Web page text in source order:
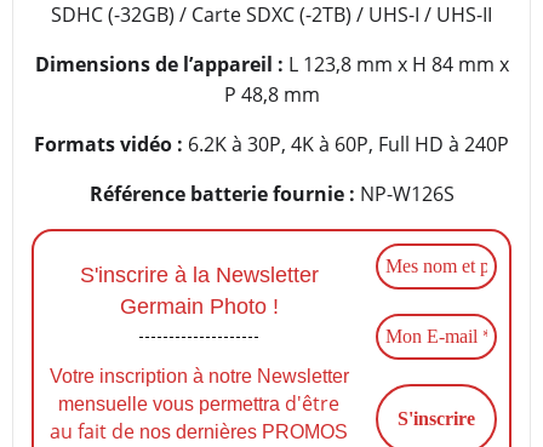
SDHC (-32GB) / Carte SDXC (-2TB) / UHS-I / UHS-II
Dimensions de l’appareil : L 123,8 mm x H 84 mm x
P 48,8 mm
Formats vidéo : 6.2K à 30P, 4K à 60P, Full HD à 240P
Référence batterie fournie : NP-W126S
S'inscrire à la Newsletter
Germain Photo !
Votre inscription à notre Newsletter
mensuelle vous permettra d'être
au fait de nos dernières PROMOS